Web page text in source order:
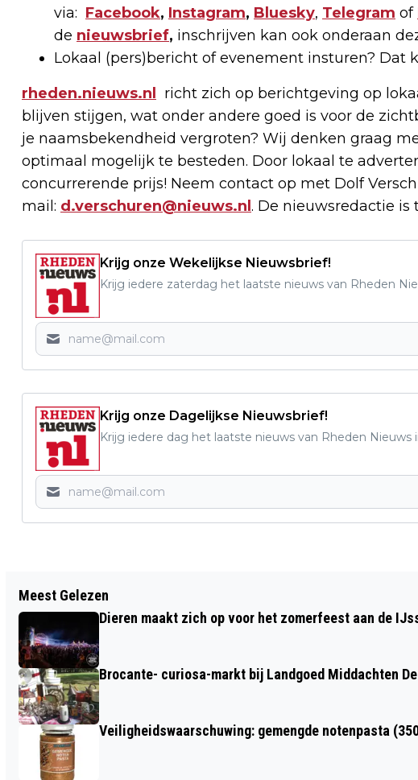
via: Facebook, Instagram, Bluesky, Telegram of
de nieuwsbrief, inschrijven kan ook onderaan
Lokaal (pers)bericht of evenement insturen? Dat
rheden.nieuws.nl
richt zich op berichtgeving op
blijven stijgen, wat onder andere goed is voor de
je naamsbekendheid vergroten? Wij denken graag
optimaal mogelijk te besteden. Door lokaal te
concurrerende prijs! Neem contact op met Dolf
mail: d.verschuren@nieuws.nl . De nieuwsredactie is
Krijg onze Wekelijkse Nieuwsbrief!
Krijg iedere zaterdag het laatste nieuws van Rheden
Krijg onze Dagelijkse Nieuwsbrief!
Krijg iedere dag het laatste nieuws van Rheden Nieuws
WIJKVOETBALTOERNOOI VELP &
ROZENDAAL BIJ DVOV: SPORT
VERBINDT DE BUURT OP DE PINKENBERG
TO
Meest Gelezen
Dieren maakt zich op voor het zomerfeest aan de
Brocante- curiosa-markt bij Landgoed Middachten
Veiligheidswaarschuwing: gemengde notenpasta